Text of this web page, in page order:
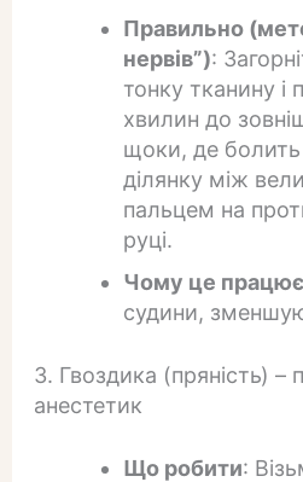
Правильно
нервів”):
тонку тканину і
хвилин до
щоки, де болить
ділянку між
пальцем на
руці.
Чому це працює
судини,
3. Гвоздика (пряність) –
анестетик
Що робити: